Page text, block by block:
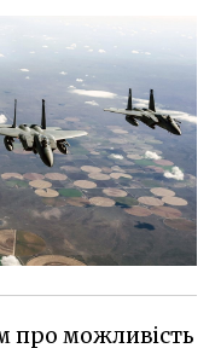
про можливість